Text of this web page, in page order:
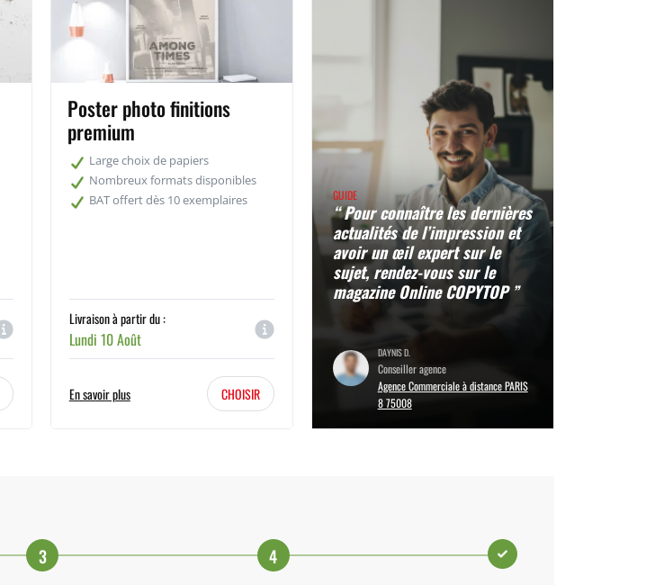
Poster photo finitions
premium
Large choix de papiers
Nombreux formats disponibles
BAT offert dès 10 exemplaires
Livraison à partir du :
Lundi 10 Août
En savoir plus CHOISIR
GUIDE
“ Pour connaître les dernières
actualités de l’impression et
avoir un œil expert sur le
sujet, rendez-vous sur le
magazine Online COPYTOP ”
DAYNIS D.
Conseiller agence
Agence Commerciale à distance PARIS
8 75008
3 4